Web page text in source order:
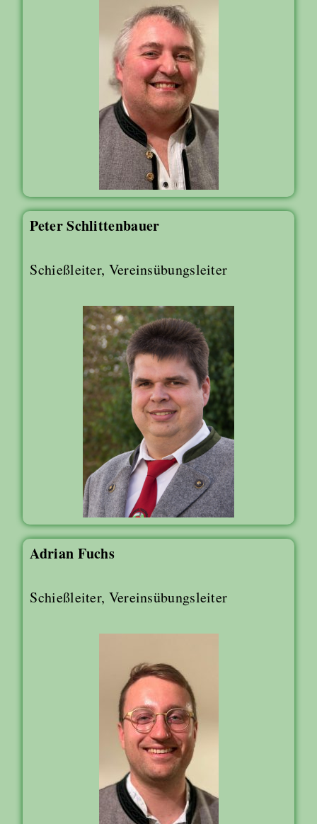
Peter Schlittenbauer
Schießleiter, Vereinsübungsleiter
Adrian Fuchs
Schießleiter, Vereinsübungsleiter